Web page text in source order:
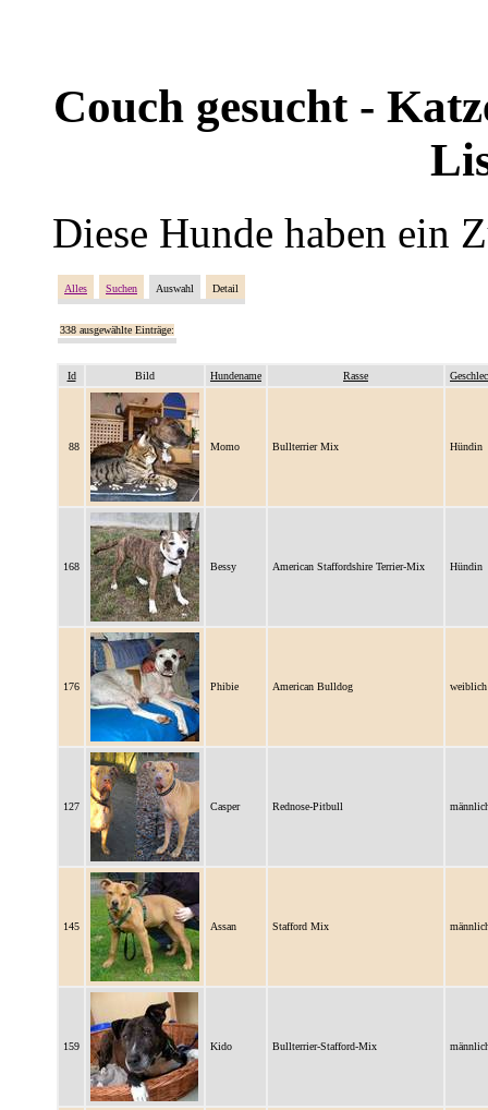
Couch gesucht -
Diese Hunde haben ein
Alles Suchen Auswahl Detail
338 ausgewählte Einträge:
Id Bild Hundename Rasse
88 Momo Bullterrier Mix Hündin
168 Bessy American Staffordshire Terrier-Mix Hündin
176 Phibie American Bulldog weiblich
127 Casper Rednose-Pitbull
145 Assan Stafford Mix
159 Kido Bullterrier-Stafford-Mix